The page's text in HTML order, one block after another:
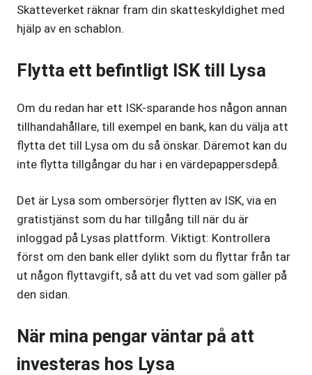
Skatteverket räknar fram din skatteskyldighet med
hjälp av en schablon.
Flytta ett befintligt ISK till Lysa
Om du redan har ett ISK-sparande hos någon annan
tillhandahållare, till exempel en bank, kan du välja att
flytta det till Lysa om du så önskar. Däremot kan du
inte flytta tillgångar du har i en värdepappersdepå.
Det är Lysa som ombersörjer flytten av ISK, via en
gratistjänst som du har tillgång till när du är
inloggad på Lysas plattform. Viktigt: Kontrollera
först om den bank eller dylikt som du flyttar från tar
ut någon flyttavgift, så att du vet vad som gäller på
den sidan.
När mina pengar väntar på att
investeras hos Lysa